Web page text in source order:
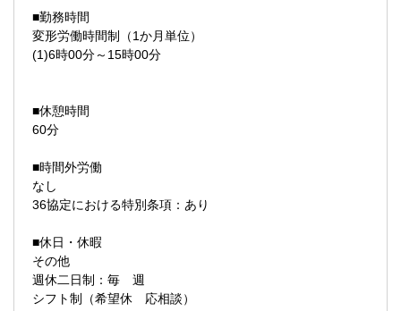
■勤務時間
変形労働時間制（1か月単位）
(1)6時00分～15時00分
■休憩時間
60分
■時間外労働
なし
36協定における特別条項：あり
■休日・休暇
その他
週休二日制：毎 週
シフト制（希望休 応相談）